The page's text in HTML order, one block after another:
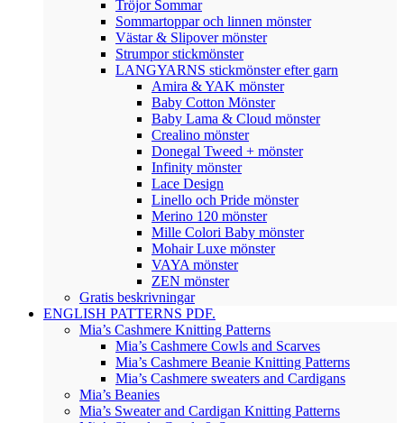
Tröjor Sommar
Sommartoppar och linnen mönster
Västar & Slipover mönster
Strumpor stickmönster
LANGYARNS stickmönster efter garn
Amira & YAK mönster
Baby Cotton Mönster
Baby Lama & Cloud mönster
Crealino mönster
Donegal Tweed + mönster
Infinity mönster
Lace Design
Linello och Pride mönster
Merino 120 mönster
Mille Colori Baby mönster
Mohair Luxe mönster
VAYA mönster
ZEN mönster
Gratis beskrivningar
ENGLISH PATTERNS PDF.
Mia’s Cashmere Knitting Patterns
Mia’s Cashmere Cowls and Scarves
Mia’s Cashmere Beanie Knitting Patterns
Mia’s Cashmere sweaters and Cardigans
Mia’s Beanies
Mia’s Sweater and Cardigan Knitting Patterns